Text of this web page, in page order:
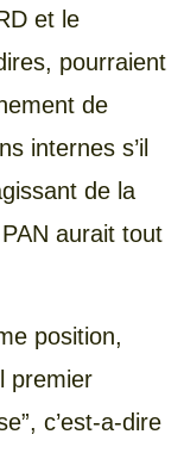
et le
pourraient
de
internes s’il
de la
aurait tout
position,
premier
c’est-a-dire